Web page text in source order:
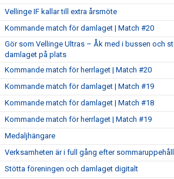
Vellinge IF kallar till extra årsmöte
Kommande match för damlaget | Match #20
Gör som Vellinge Ultras – Åk med i bussen och
damlaget på plats
Kommande match för herrlaget | Match #20
Kommande match för damlaget | Match #19
Kommande match för damlaget | Match #18
Kommande match för herrlaget | Match #19
Medaljhängare
Verksamheten är i full gång efter
Stötta föreningen och damlaget digitalt